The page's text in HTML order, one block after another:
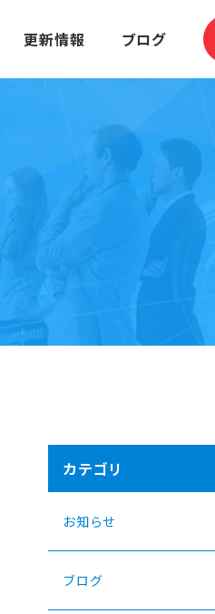
更新情報 ブログ
カテゴリ
お知らせ
ブログ